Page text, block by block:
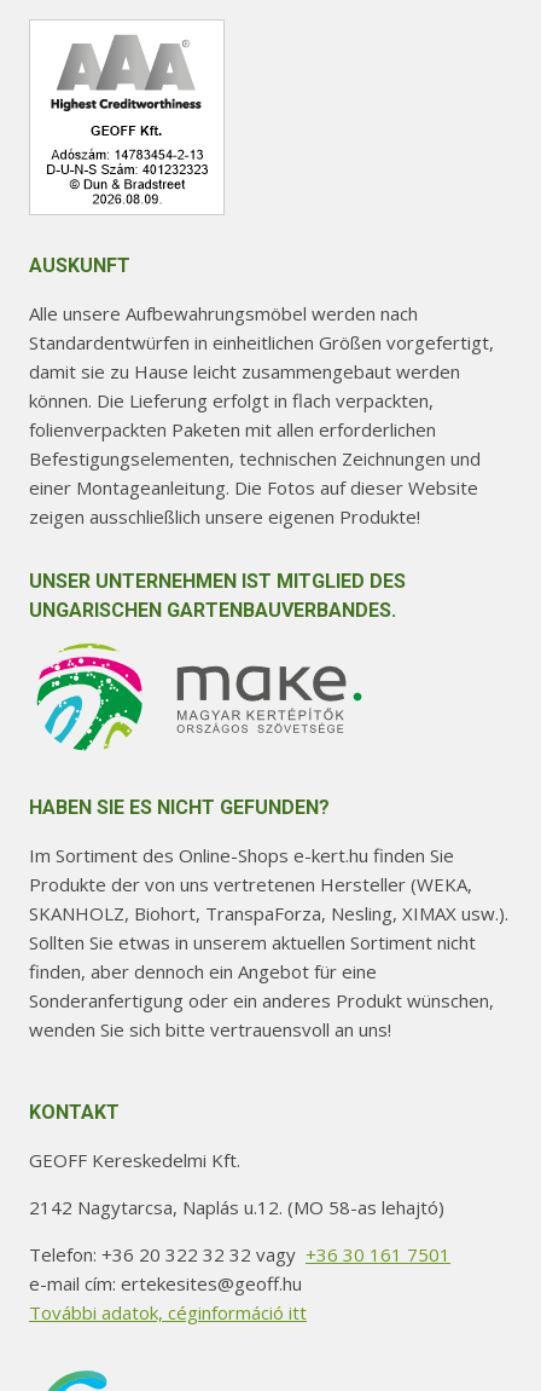
Produktseite
gewählt
werden
AUSKUNFT
Alle unsere Aufbewahrungsmöbel werden nach
Standardentwürfen in einheitlichen Größen vorgefertigt,
damit sie zu Hause leicht zusammengebaut werden
können. Die Lieferung erfolgt in flach verpackten,
folienverpackten Paketen mit allen erforderlichen
Befestigungselementen, technischen Zeichnungen und
einer Montageanleitung. Die Fotos auf dieser Website
zeigen ausschließlich unsere eigenen Produkte!
UNSER UNTERNEHMEN IST MITGLIED DES
UNGARISCHEN GARTENBAUVERBANDES.
HABEN SIE ES NICHT GEFUNDEN?
Im Sortiment des Online-Shops e-kert.hu finden Sie
Produkte der von uns vertretenen Hersteller (WEKA,
SKANHOLZ, Biohort, TranspaForza, Nesling, XIMAX usw.).
Sollten Sie etwas in unserem aktuellen Sortiment nicht
finden, aber dennoch ein Angebot für eine
Sonderanfertigung oder ein anderes Produkt wünschen,
wenden Sie sich bitte vertrauensvoll an uns!
KONTAKT
GEOFF Kereskedelmi Kft.
2142 Nagytarcsa, Naplás u.12. (MO 58-as lehajtó)
Telefon: +36 20 322 32 32 vagy +36 30 161 7501
e-mail cím: ertekesites@geoff.hu
További adatok, céginformáció itt